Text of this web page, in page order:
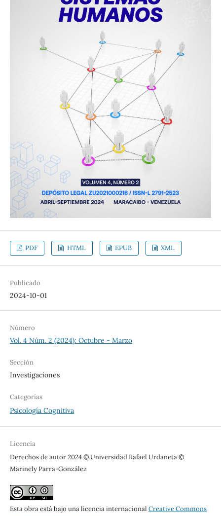
PDF HTML EPUB XML
Publicado
2024-10-01
Número
Vol. 4 Núm. 2 (2024): Octubre - Marzo
Sección
Investigaciones
Categorías
Psicología Cognitiva
Licencia
Derechos de autor 2024 © Universidad Rafael Urdaneta ©
Marinely Parra-González
Esta obra está bajo una licencia internacional Creative Commons